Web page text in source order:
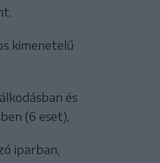
kimenetelű
és
(6 eset),
iparban,